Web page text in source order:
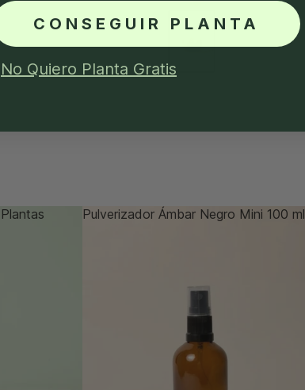
Pulverizador Ámbar Negro Mini 100 ml
CONSEGUIR PLANTA
No Quiero Planta Gratis